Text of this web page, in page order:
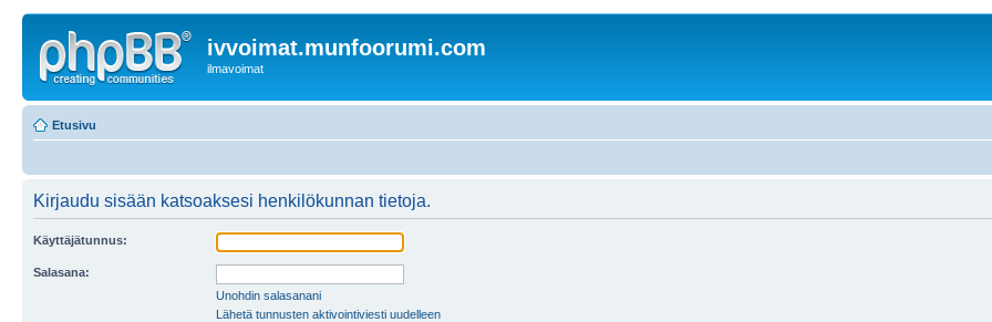
ivvoimat.munfoorumi.com
ilmavoimat
Etusivu
Kirjaudu sisään katsoaksesi henkilökunnan tietoja.
Käyttäjätunnus:
Salasana:
Unohdin salasanani
Lähetä tunnusten aktivointiviesti uudelleen